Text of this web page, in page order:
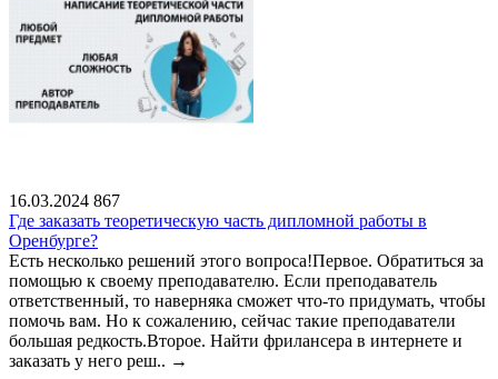
16.03.2024 867
Где заказать теоретическую часть дипломной работы в
Оренбурге?
Есть несколько решений этого вопроса!Первое. Обратиться за
помощью к своему преподавателю. Если преподаватель
ответственный, то наверняка сможет что-то придумать, чтобы
помочь вам. Но к сожалению, сейчас такие преподаватели
большая редкость.Второе. Найти фрилансера в интернете и
заказать у него реш.. →